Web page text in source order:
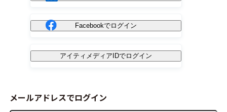
Facebookでログイン
アイティメディアIDでログイン
メールアドレスでログイン